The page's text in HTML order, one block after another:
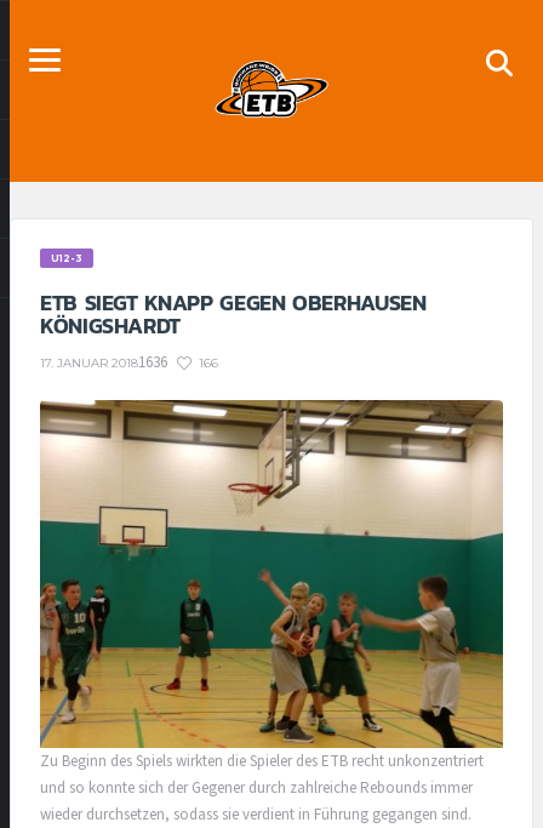
U12-3
ETB SIEGT KNAPP GEGEN OBERHAUSEN
KÖNIGSHARDT
17. JANUAR 20181636 166
Zu Beginn des Spiels wirkten die Spieler des ETB recht unkonzentriert
und so konnte sich der Gegener durch zahlreiche Rebounds immer
wieder durchsetzen, sodass sie verdient in Führung gegangen sind.